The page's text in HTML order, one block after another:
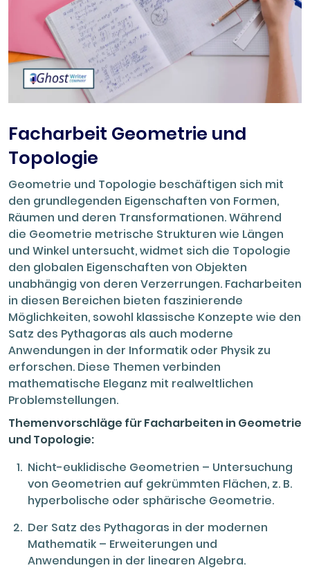
Facharbeit Geometrie und
Topologie
Geometrie und Topologie beschäftigen sich mit
den grundlegenden Eigenschaften von Formen,
Räumen und deren Transformationen. Während
die Geometrie metrische Strukturen wie Längen
und Winkel untersucht, widmet sich die Topologie
den globalen Eigenschaften von Objekten
unabhängig von deren Verzerrungen. Facharbeiten
in diesen Bereichen bieten faszinierende
Möglichkeiten, sowohl klassische Konzepte wie den
Satz des Pythagoras als auch moderne
Anwendungen in der Informatik oder Physik zu
erforschen. Diese Themen verbinden
mathematische Eleganz mit realweltlichen
Problemstellungen.
Themenvorschläge für Facharbeiten in Geometrie
und Topologie:
Nicht-euklidische Geometrien – Untersuchung
von Geometrien auf gekrümmten Flächen, z. B.
hyperbolische oder sphärische Geometrie.
Der Satz des Pythagoras in der modernen
Mathematik – Erweiterungen und
Anwendungen in der linearen Algebra.